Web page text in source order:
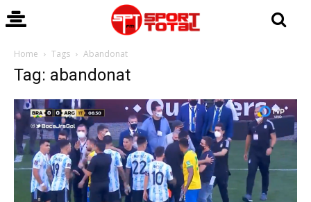
Home Tags Abandonat
Tag: abandonat